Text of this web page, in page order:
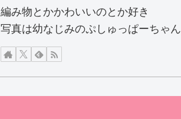
編み物とかかわいいのとか好き
写真は幼なじみのぷしゅっぱーちゃん